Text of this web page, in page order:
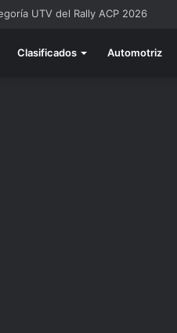
UTV del Rally ACP 2026
Clasificados Automotriz